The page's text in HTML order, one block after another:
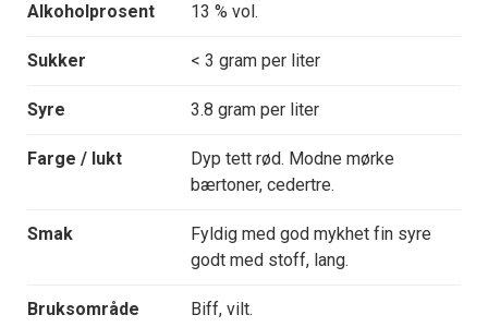
Alkoholprosent 13 % vol.
Sukker < 3 gram per liter
Syre 3.8 gram per liter
Farge / lukt
Dyp tett rød. Modne mørke
bærtoner, cedertre.
Smak
Fyldig med god mykhet fin syre
godt med stoff, lang.
Bruksområde Biff, vilt.